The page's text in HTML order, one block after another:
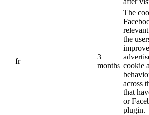
after
fr
3
months
The
the
cookie
across
that
or
plugin.